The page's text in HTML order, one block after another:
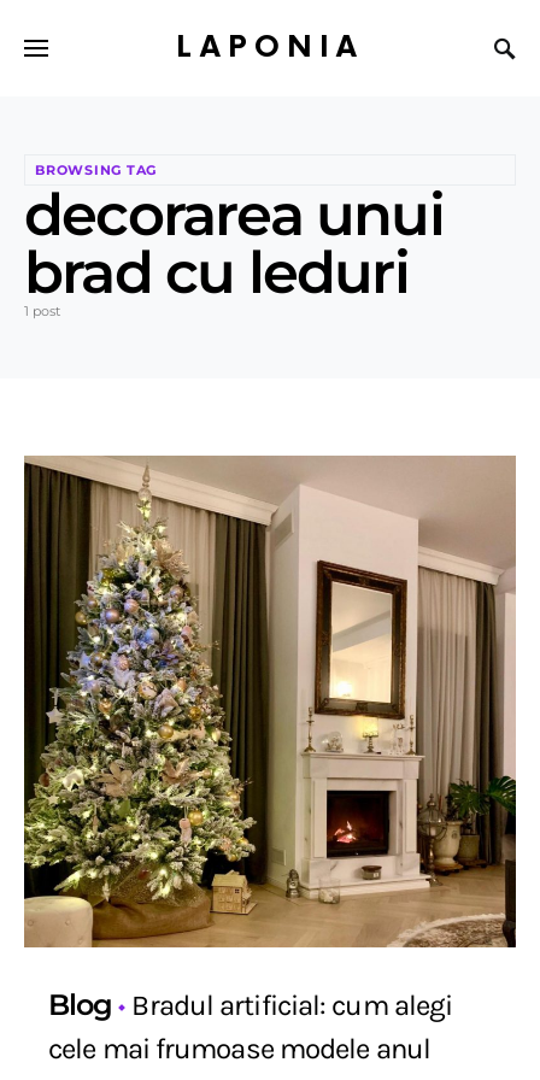
LAPONIA
BROWSING TAG
decorarea unui
brad cu leduri
1 post
Blog
Bradul artificial: cum alegi
cele mai frumoase modele anul